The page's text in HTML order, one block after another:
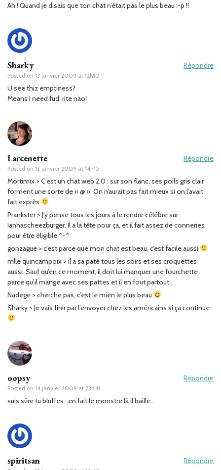
Ah ! Quand je disais que ton chat n’était pas le plus beau :-p !!
Sharky
Posted on 13 janvier 2009 at 12h10
Répondre
U see thiz emptiness?
Means I need fud, rite nao!
Larcenette
Posted on 13 janvier 2009 at 14h15
Répondre
Mortimix > C’est un chat web 2.0 : sur son flanc, ses poils gris clair
forment une sorte de « @ ». On n’aurait pas fait mieux si on l’avait
fait exprès
Prankster > J’y pense tous les jours à le rendre célébre sur
Ianhascheezburger. Il a la tête pour ça, et il fait assez de conneries
pour être éligible ^-^
gonzague > c’est parce que mon chat est beau, c’est facile aussi
mlle quincampoix > il a sa paté tous les soirs et ses croquettes
aussi. Sauf qu’en ce moment, il doit lui manquer une fourchette
parce qu’il mange avec ses pattes et il en fout partout…
Nadege > cherche pas, c’est le mien le plus beau
Sharky > Je vais finir par l’envoyer chez les américains si ça continue
oopsy
Posted on 14 janvier 2009 at 23h41
Répondre
suis sûre tu bluffes…en fait le monstre là il baille…
spiritsan Répondre